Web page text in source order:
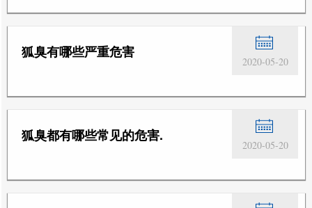
2020-05-20
狐臭有哪些严重危害
2020-05-20
狐臭都有哪些常见的危害.